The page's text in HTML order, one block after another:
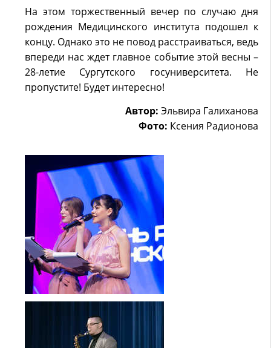
На этом торжественный вечер по случаю дня
рождения Медицинского института подошел к
концу. Однако это не повод расстраиваться, ведь
впереди нас ждет главное событие этой весны –
28-летие Сургутского госуниверситета. Не
пропустите! Будет интересно!
Автор: Эльвира Галиханова
Фото: Ксения Радионова